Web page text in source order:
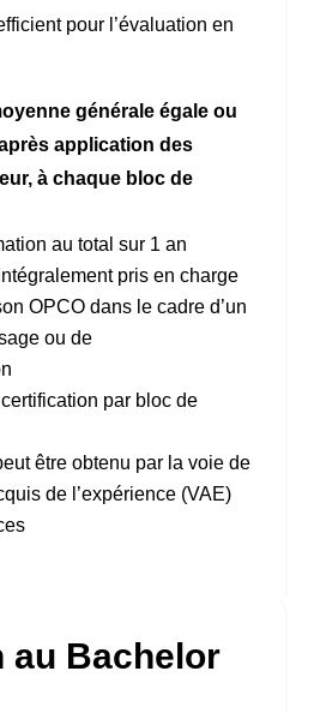
pour l’évaluation en
générale égale ou
application des
à chaque bloc de
au total sur 1 an
pris en charge
OPCO dans le cadre d’un
ou de
par bloc de
être obtenu par la voie de
de l’expérience (VAE)
au Bachelor